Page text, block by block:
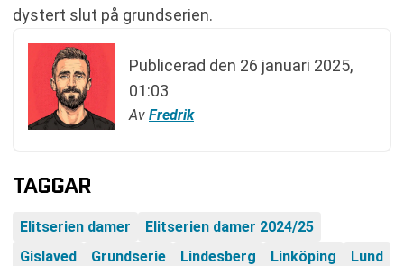
dystert slut på grundserien.
Publicerad den 26 januari 2025,
01:03
Av Fredrik
TAGGAR
Elitserien damer
Elitserien damer 2024/25
Gislaved
Grundserie Lindesberg Linköping
Lund